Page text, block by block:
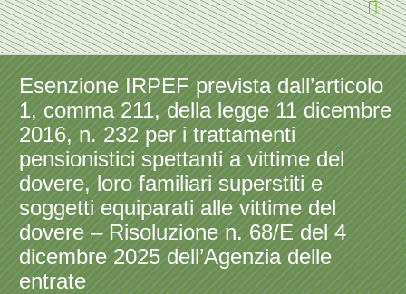
Esenzione IRPEF prevista dall’articolo
1, comma 211, della legge 11 dicembre
2016, n. 232 per i trattamenti
pensionistici spettanti a vittime del
dovere, loro familiari superstiti e
soggetti equiparati alle vittime del
dovere – Risoluzione n. 68/E del 4
dicembre 2025 dell’Agenzia delle
entrate